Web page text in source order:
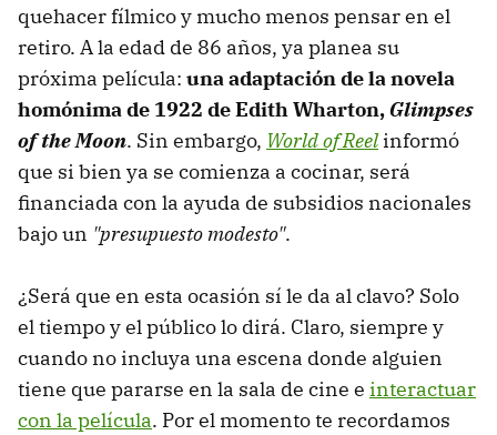
quehacer fílmico y mucho menos pensar en el
retiro. A la edad de 86 años, ya planea su
próxima película: una adaptación dela novela
homónima de 1922 de Edith Wharton,Glimpses
of the Moon. Sin embargo, World of Reelinformó
que si bien ya se comienza a cocinar, será
financiada con la ayuda de subsidios nacionales
bajo un "presupuesto modesto".
¿Será que en esta ocasión sí le da al clavo? Solo
el tiempo y el público lo dirá. Claro, siempre y
cuando no incluya una escena donde alguien
tiene que pararse en la sala de cine e interactuar
con la película. Por el momento te recordamos